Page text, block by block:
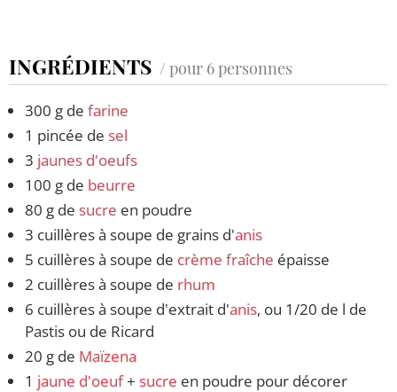
INGRÉDIENTS / pour 6 personnes
300 g de farine
1 pincée de sel
3 jaunes d'oeufs
100 g de beurre
80 g de sucre en poudre
3 cuillères à soupe de grains d'anis
5 cuillères à soupe de crème fraîche épaisse
2 cuillères à soupe de rhum
6 cuillères à soupe d'extrait d'anis, ou 1/20 de l de
Pastis ou de Ricard
20 g de Maïzena
1 jaune d'oeuf+ sucre en poudre pour décorer